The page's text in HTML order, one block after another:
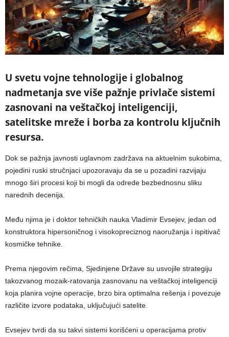
U svetu vojne tehnologije i globalnog
nadmetanja sve više pažnje privlače sistemi
zasnovani na veštačkoj inteligenciji,
satelitske mreže i borba za kontrolu ključnih
resursa.
Dok se pažnja javnosti uglavnom zadržava na aktuelnim sukobima,
pojedini ruski stručnjaci upozoravaju da se u pozadini razvijaju
mnogo širi procesi koji bi mogli da odrede bezbednosnu sliku
narednih decenija.
Među njima je i doktor tehničkih nauka Vladimir Evsejev, jedan od
konstruktora hipersoničnog i visokopreciznog naoružanja i ispitivač
kosmičke tehnike.
Prema njegovim rečima, Sjedinjene Države su usvojile strategiju
takozvanog mozaik-ratovanja zasnovanu na veštačkoj inteligenciji
koja planira vojne operacije, brzo bira optimalna rešenja i povezuje
različite izvore podataka, uključujući satelite.
Evsejev tvrdi da su takvi sistemi korišćeni u operacijama protiv